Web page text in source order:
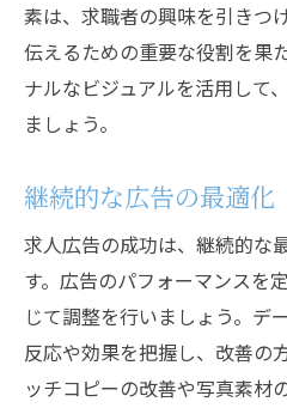
素は、求職者の興味を引きつ
伝えるための重要な役割を果
ナルなビジュアルを活用して
ましょう。
継続的な広告の最適化
求人広告の成功は、継続的な
す。広告のパフォーマンスを
じて調整を行いましょう。デ
反応や効果を把握し、改善の
ッチコピーの改善や写真素材